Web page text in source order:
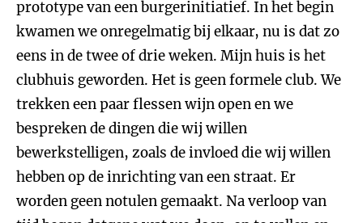
prototype van een burgerinitiatief. In het begin
kwamen we onregelmatig bij elkaar, nu is dat zo
eens in de twee of drie weken. Mijn huis is het
clubhuis geworden. Het is geen formele club. We
trekken een paar flessen wijn open en we
bespreken de dingen die wij willen
bewerkstelligen, zoals de invloed die wij willen
hebben op de inrichting van een straat. Er
worden geen notulen gemaakt. Na verloop van